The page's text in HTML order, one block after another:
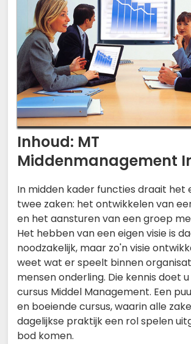
Inhoud: MT
Middenmanagement
In midden kader functies draait het
twee zaken: het ontwikkelen van
en het aansturen van een groep
Het hebben van een eigen visie is
noodzakelijk, maar zo'n visie
weet wat er speelt binnen
mensen onderling. Die kennis doet
cursus Middel Management. Een
en boeiende cursus, waarin alle
dagelijkse praktijk een rol spelen
bod komen.